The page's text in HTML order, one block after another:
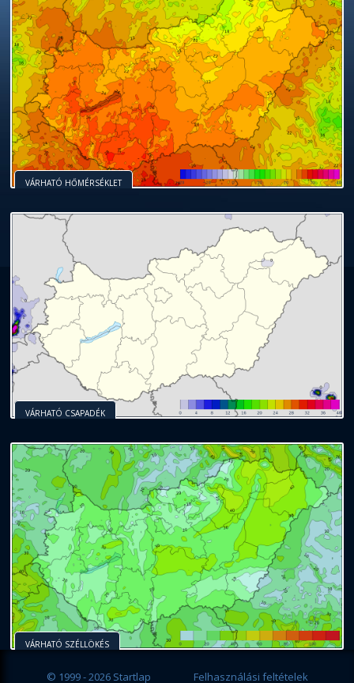
VÁRHATÓ HŐMÉRSÉKLET
VÁRHATÓ CSAPADÉK
VÁRHATÓ SZÉLLÖKÉS
© 1999 - 2026 Startlap Felhasználási feltételek